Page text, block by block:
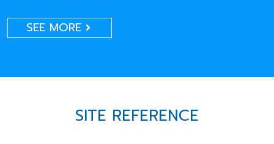
SEE MORE
SITE REFERENCE